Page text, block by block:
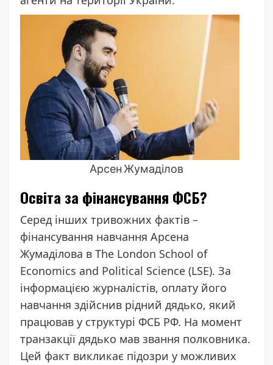
Арсен Жумаділов
Освіта за фінансування ФСБ?
Серед інших тривожних фактів –
фінансування навчання Арсена
Жумаділова в The London School of
Economics and Political Science (LSE). За
інформацією журналістів, оплату його
навчання здійснив рідний дядько, який
працював у структурі ФСБ РФ. На момент
транзакції дядько мав звання полковника.
Цей факт викликає підозри у можливих